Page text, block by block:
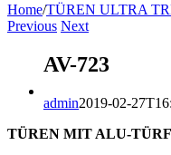
Home/TÜREN ULTRA
Previous Next
View
Image
AV-723
admin2019-02-
TÜREN MIT ALU-